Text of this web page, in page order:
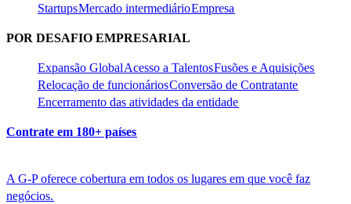
Startups​​Mercado intermediário​​Empresa​​
POR DESAFIO EMPRESARIAL​​
Expansão Global​​Acesso a Talentos​​Fusões e Aquisições​​
Relocação de funcionários​​Conversão de Contratante​​
Encerramento das atividades da entidade​​
Contrate em 180+ países​​
A G-P oferece cobertura em todos os lugares em que você faz
negócios.​​